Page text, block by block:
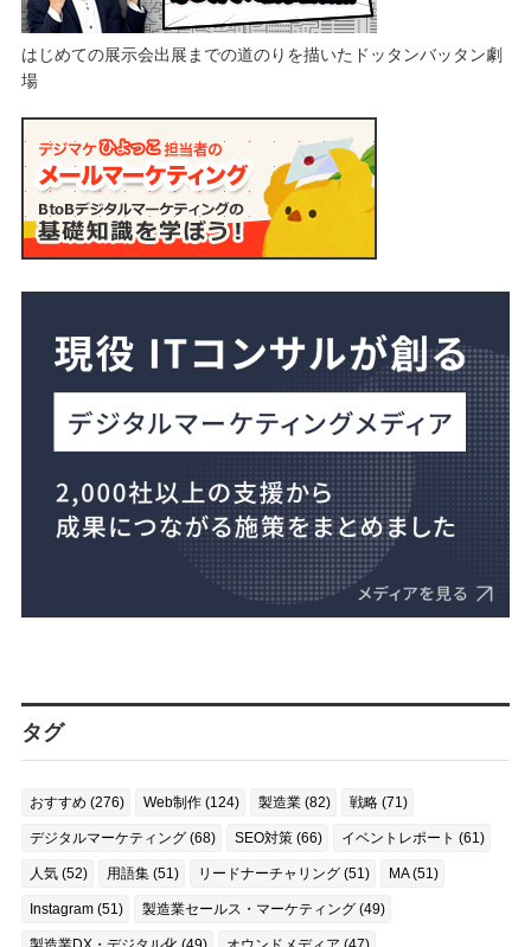
はじめての展示会出展までの道のりを描いたドッタンバッタン劇
場
タグ
おすすめ (276) Web制作 (124) 製造業 (82) 戦略 (71)
デジタルマーケティング (68) SEO対策 (66) イベントレポート (61)
人気 (52) 用語集 (51) リードナーチャリング (51) MA (51)
Instagram (51) 製造業セールス・マーケティング (49)